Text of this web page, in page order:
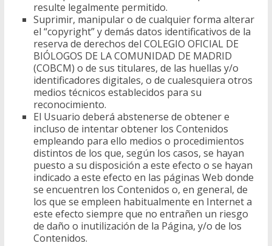
resulte legalmente permitido.
Suprimir, manipular o de cualquier forma alterar
el “copyright” y demás datos identificativos de la
reserva de derechos del COLEGIO OFICIAL DE
BIÓLOGOS DE LA COMUNIDAD DE MADRID
(COBCM) o de sus titulares, de las huellas y/o
identificadores digitales, o de cualesquiera otros
medios técnicos establecidos para su
reconocimiento.
El Usuario deberá abstenerse de obtener e
incluso de intentar obtener los Contenidos
empleando para ello medios o procedimientos
distintos de los que, según los casos, se hayan
puesto a su disposición a este efecto o se hayan
indicado a este efecto en las páginas Web donde
se encuentren los Contenidos o, en general, de
los que se empleen habitualmente en Internet a
este efecto siempre que no entrañen un riesgo
de daño o inutilización de la Página, y/o de los
Contenidos.